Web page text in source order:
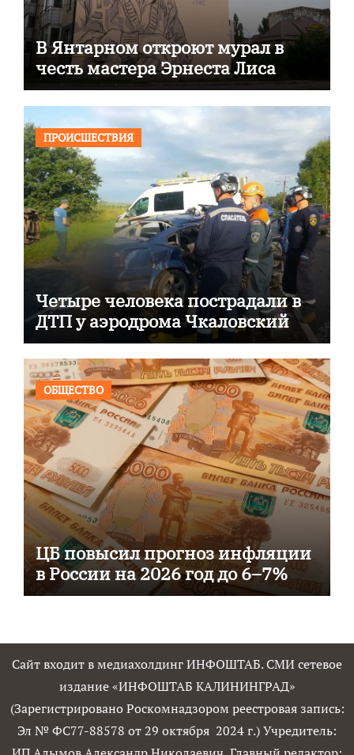
В Янтарном откроют мурал в
честь мастера Эрнеста Лиса
ПРОИСШЕСТВИЯ
Четыре человека пострадали в
ДТП у аэродрома Чкаловский
ОБЩЕСТВО
ЦБ повысил прогноз инфляции
в России на 2026 год до 6–7%
Сайт входит в медиахолдинг ИНФОШТАБ. СМИ сетевое
издание «ИНФОШТАБ КАЛИНИНГРАД»
(Зарегистрировано Роскомнадзором реестровая запись:
Эл № ФС77-88578 от 29 октября 2024 г.) Учредитель: